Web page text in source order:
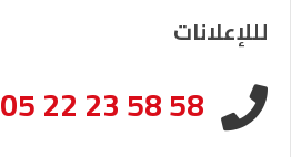
لللإعلانات
05 22 23 58 58